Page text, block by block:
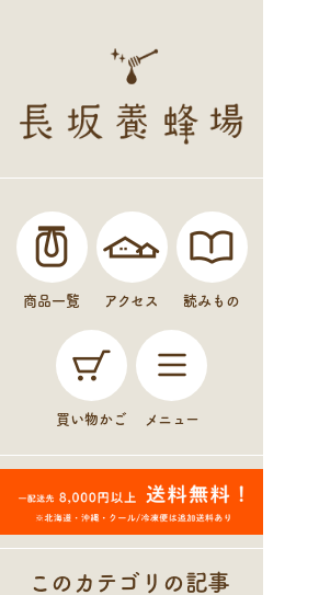
商品一覧 アクセス 読みもの
買い物かご メニュー
このカテゴリの記事